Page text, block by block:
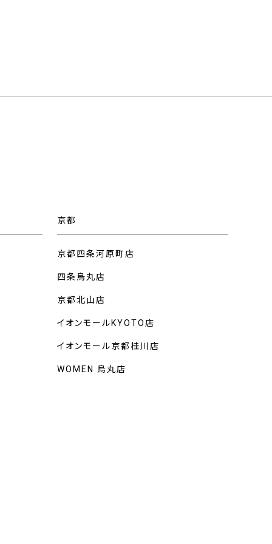
京都
京都四条河原町店
四条烏丸店
京都北山店
イオンモールKYOTO店
イオンモール京都桂川店
WOMEN 烏丸店